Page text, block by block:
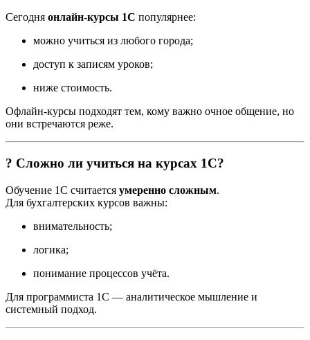
Сегодня онлайн-курсы 1С популярнее:
можно учиться из любого города;
доступ к записям уроков;
ниже стоимость.
Офлайн-курсы подходят тем, кому важно очное общение, но
они встречаются реже.
? Сложно ли учиться на курсах 1С?
Обучение 1С считается умеренно сложным.
Для бухгалтерских курсов важны:
внимательность;
логика;
понимание процессов учёта.
Для программиста 1С — аналитическое мышление и
системный подход.